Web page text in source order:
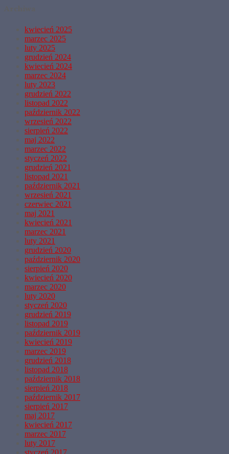
kwiecień 2025
marzec 2025
luty 2025
grudzień 2024
kwiecień 2024
marzec 2024
luty 2023
grudzień 2022
listopad 2022
październik 2022
wrzesień 2022
sierpień 2022
maj 2022
marzec 2022
styczeń 2022
grudzień 2021
listopad 2021
październik 2021
wrzesień 2021
czerwiec 2021
maj 2021
kwiecień 2021
marzec 2021
luty 2021
grudzień 2020
październik 2020
sierpień 2020
kwiecień 2020
marzec 2020
luty 2020
styczeń 2020
grudzień 2019
listopad 2019
październik 2019
kwiecień 2019
marzec 2019
grudzień 2018
listopad 2018
październik 2018
sierpień 2018
październik 2017
sierpień 2017
maj 2017
kwiecień 2017
marzec 2017
luty 2017
styczeń 2017